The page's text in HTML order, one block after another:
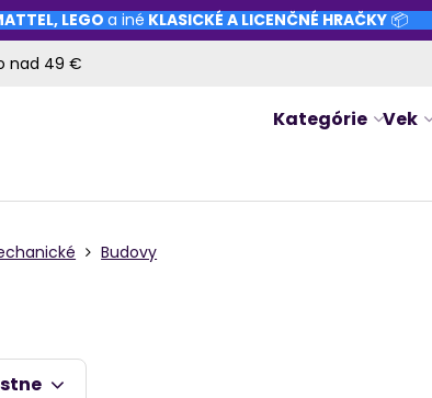
, LEGO a iné KLASICKÉ A LICENČNÉ HRAČKY📦
nad 49 €
Kategórie Vek
Budovy